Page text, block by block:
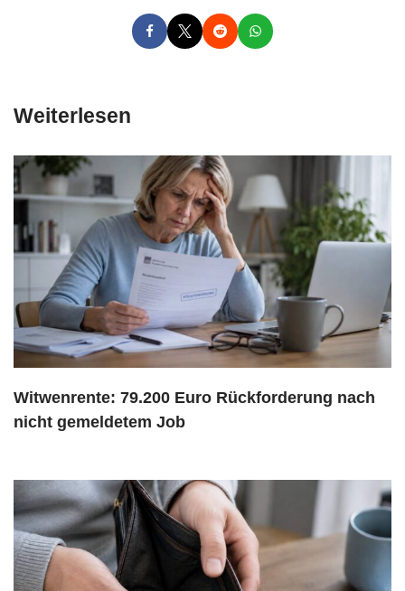
Weiterlesen
Witwenrente: 79.200 Euro Rückforderung nach
nicht gemeldetem Job